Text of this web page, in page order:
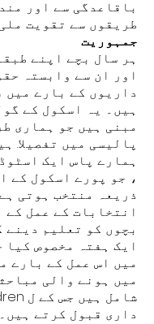
باقاعدگی سے اور
طریقوں سے تقویت
جمہوریت
ہر سال بچے اپنے
اور ان سے وابستہ
داریوں کے بارے میں
ہیں۔ یہ اسکول کے
مبنی ہیں جو ہماری
پالیسی میں تفصیلا.
ہمارے پاس ایک
، جو پورے اسکول کے
ذریعہ منتخب ہوتی
انتخابات کے عمل کے
بچوں کو تعلیم دینے
ایک ہفتہ مخصوص کیا
میں اس عمل کے بارے
میں ہونے والی
داری قبول کرتے ہیں۔